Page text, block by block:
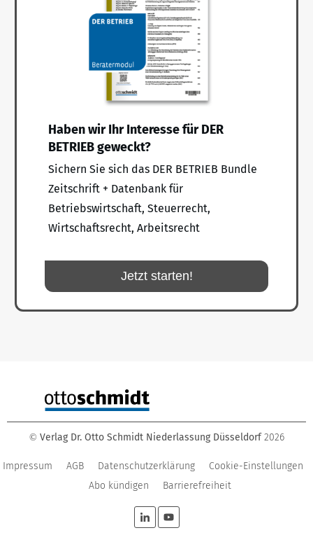
Haben wir Ihr Interesse für DER
BETRIEB geweckt?
Sichern Sie sich das DER BETRIEB Bundle
Zeitschrift + Datenbank für
Betriebswirtschaft, Steuerrecht,
Wirtschaftsrecht, Arbeitsrecht
Jetzt starten!
© Verlag Dr. Otto Schmidt Niederlassung Düsseldorf 2026
Impressum AGB Datenschutzerklärung
Cookie-Einstellungen
Abo kündigen
Barrierefreiheit